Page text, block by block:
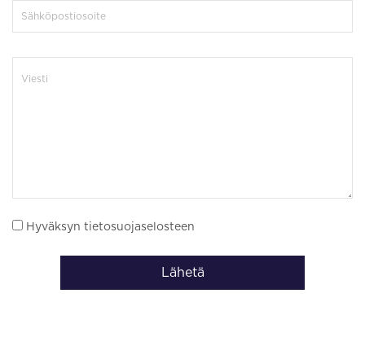
Hyväksyn tietosuojaselosteen
Lähetä